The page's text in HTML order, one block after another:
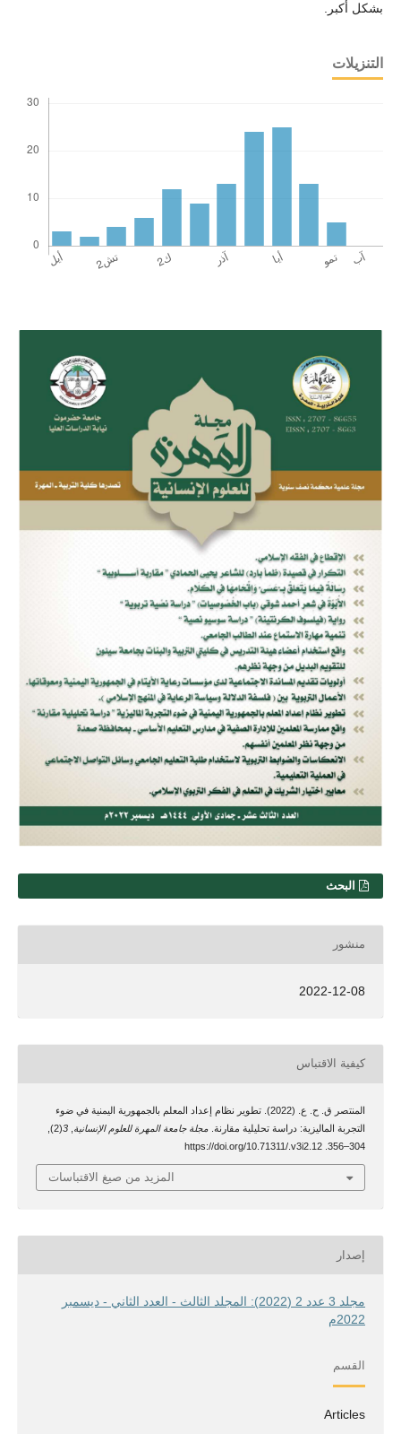
بشكل أكبر.
التنزيلات
البحث
منشور
2022-12-08
كيفية الاقتباس
المنتصر ق. ح. ع. (2022). تطوير نظام إعداد المعلم بالجمهورية اليمنية في ضوء
التجربة الماليزية: دراسة تحليلية مقارنة. مجلة جامعة المهرة للعلوم الإنسانية 3
(2),
304–356. https://doi.org/10.71311/.v3i2.12
المزيد من صيغ الاقتباسات
إصدار
مجلد 3 عدد 2 (2022): المجلد الثالث - العدد الثاني - ديسمبر
2022م
القسم
Articles